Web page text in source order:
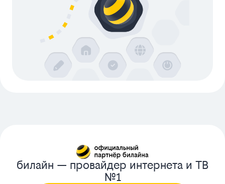
билайн — провайдер интернета и ТВ
№1